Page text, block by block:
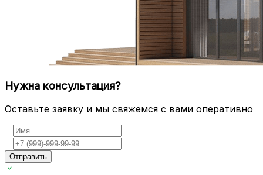
Нужна консультация?
Оставьте заявку и мы свяжемся с вами оперативно
Отправить